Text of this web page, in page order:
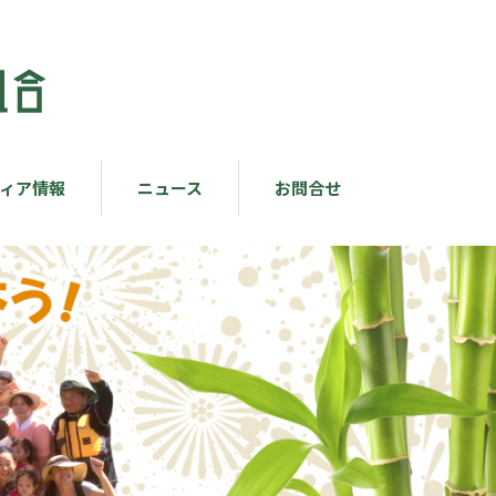
ア情報 ニュース お問合せ